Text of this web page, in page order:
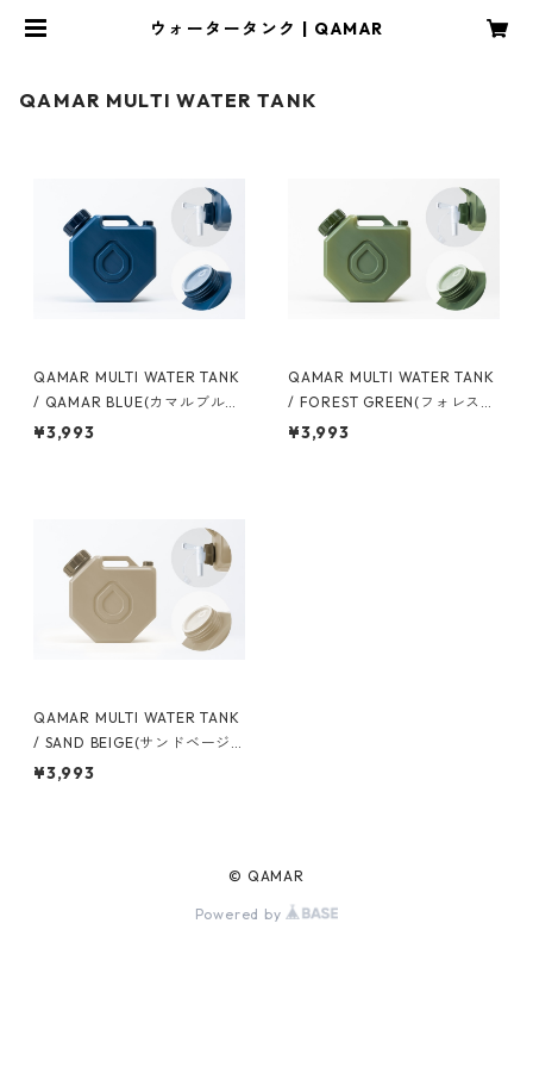
ウォータータンク | QAMAR
QAMAR MULTI WATER TANK
QAMAR MULTI WATER TANK
/ QAMAR BLUE(カマルブル
ー)
¥3,993
QAMAR MULTI WATER TANK
/ FOREST GREEN(フォレスト
グリーン)
¥3,993
QAMAR MULTI WATER TANK
/ SAND BEIGE(サンドベージ
ュ)
¥3,993
© QAMAR
Powered by